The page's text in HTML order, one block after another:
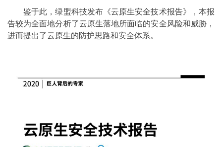
鉴于此，绿盟科技发布《云原生安全技术报告》，本报
告较为全面地分析了云原生落地所面临的安全风险和威胁，
进而提出了云原生的防护思路和安全体系。